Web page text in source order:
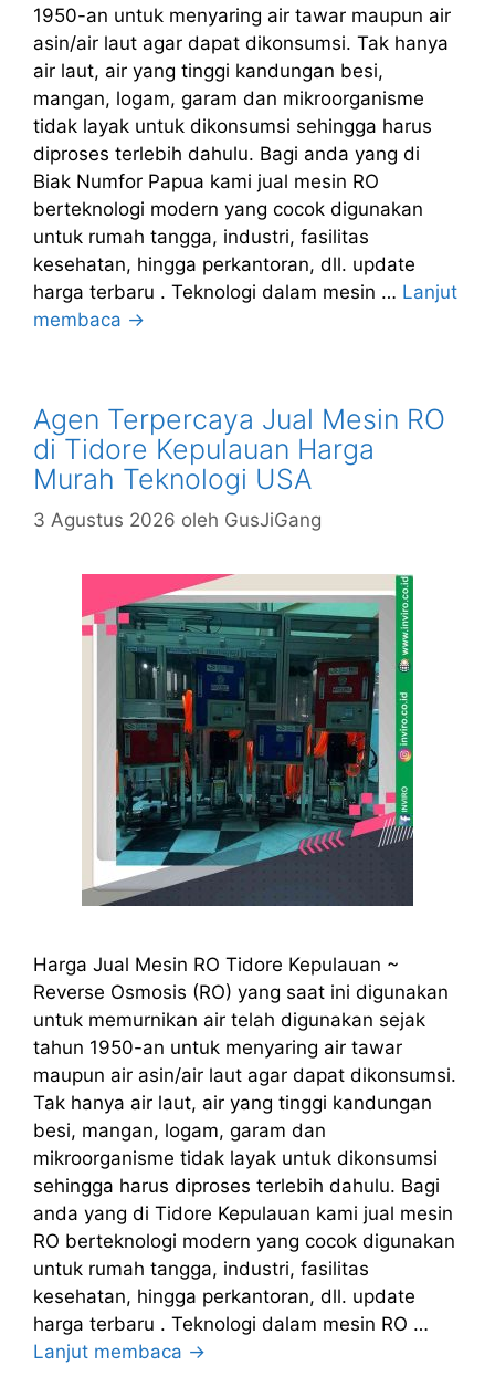
1950-an untuk menyaring air tawar maupun air
asin/air laut agar dapat dikonsumsi. Tak hanya
air laut, air yang tinggi kandungan besi,
mangan, logam, garam dan mikroorganisme
tidak layak untuk dikonsumsi sehingga harus
diproses terlebih dahulu. Bagi anda yang di
Biak Numfor Papua kami jual mesin RO
berteknologi modern yang cocok digunakan
untuk rumah tangga, industri, fasilitas
kesehatan, hingga perkantoran, dll. update
harga terbaru . Teknologi dalam mesin … Lanjut
membaca →
Agen Terpercaya Jual Mesin RO
di Tidore Kepulauan Harga
Murah Teknologi USA
3 Agustus 2026 oleh GusJiGang
Harga Jual Mesin RO Tidore Kepulauan ~
Reverse Osmosis (RO) yang saat ini digunakan
untuk memurnikan air telah digunakan sejak
tahun 1950-an untuk menyaring air tawar
maupun air asin/air laut agar dapat dikonsumsi.
Tak hanya air laut, air yang tinggi kandungan
besi, mangan, logam, garam dan
mikroorganisme tidak layak untuk dikonsumsi
sehingga harus diproses terlebih dahulu. Bagi
anda yang di Tidore Kepulauan kami jual mesin
RO berteknologi modern yang cocok digunakan
untuk rumah tangga, industri, fasilitas
kesehatan, hingga perkantoran, dll. update
harga terbaru . Teknologi dalam mesin RO …
Lanjut membaca →